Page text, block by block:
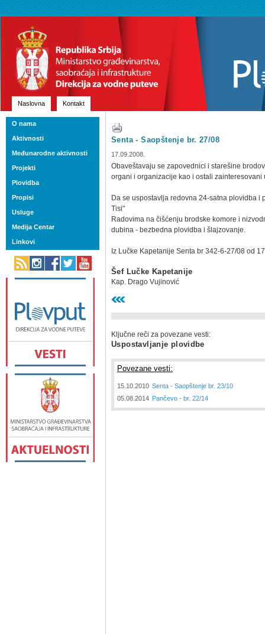
Naslovna Kontakt
Senta - Saopštenje br. 27/08
17.09.2008.
Obaveštavaju se zapovednici i starešine
organi i organizacije kao i ostali zainteresovani
Da se uspostavlja redovna 24-satna plovidba
Tisi"
Radovima na čišćenju brodske komore i
dubina - bezbedna plovidba i šlajzovanje.
Iz Lučke Kapetanije Senta br 342-6-27/08 od
Šef Lučke Kapetanije
Kap. Drago Vujinović
Ključne reči za povezane vesti:
Uspostavljanje plovidbe
Povezane vesti:
15.10.2010 Senta - Saopštenje br. 23/10
05.08.2014 Pančevo - br. 22/14
O nama
Aktivnosti
Međunarodne aktivnosti
Projekti
Plovidba
Propisi
Usluge
Medija Centar
Linkovi